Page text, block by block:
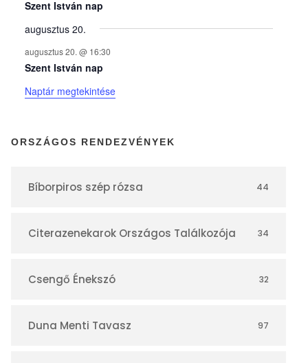
y
e
k
n
a
á
r
Szent István nap
augusztus 20.
augusztus 20. @ 16:30
Szent István nap
Naptár megtekintése
ORSZÁGOS RENDEZVÉNYEK
Bíborpiros szép rózsa 44
Citerazenekarok Országos Találkozója 34
Csengő Énekszó 32
Duna Menti Tavasz 97